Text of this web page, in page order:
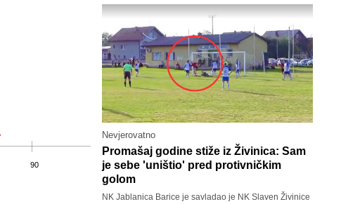
90
Nevjerovatno
Promašaj godine stiže iz Živinica: Sam
je sebe 'uništio' pred protivničkim
golom
NK Jablanica Barice je savladao je NK Slaven Živinice